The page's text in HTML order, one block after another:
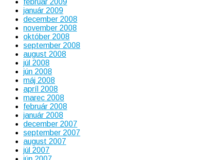
január 2009
december 2008
november 2008
október 2008
september 2008
august 2008
júl 2008
jún 2008
máj 2008
apríl 2008
marec 2008
február 2008
január 2008
december 2007
september 2007
august 2007
júl 2007